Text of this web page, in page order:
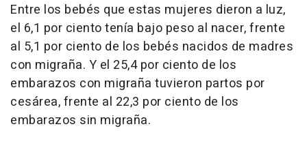
Entre los bebés que estas mujeres dieron a luz,
el 6,1 por ciento tenía bajo peso al nacer, frente
al 5,1 por ciento de los bebés nacidos de madres
con migraña. Y el 25,4 por ciento de los
embarazos con migraña tuvieron partos por
cesárea, frente al 22,3 por ciento de los
embarazos sin migraña.